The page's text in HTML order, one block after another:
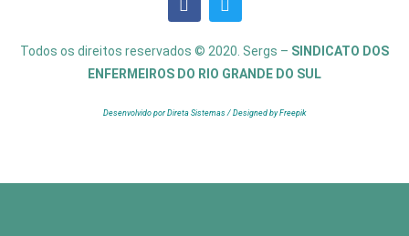
Todos os direitos reservados © 2020. Sergs – SINDICATO DOS
ENFERMEIROS DO RIO GRANDE DO SUL
Desenvolvido por Direta Sistemas / Designed by Freepik